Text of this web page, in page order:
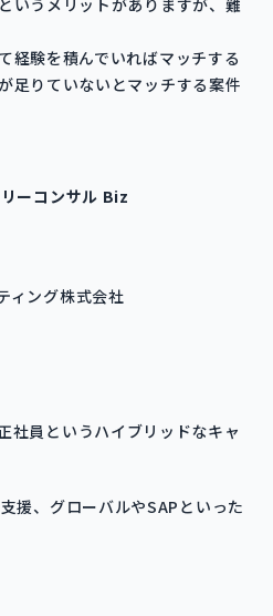
いうメリットがありますが、難
経験を積んでいればマッチする
足りていないとマッチする案件
ーコンサル Biz
ィング株式会社
社員というハイブリッドなキャ
援、グローバルやSAPといった